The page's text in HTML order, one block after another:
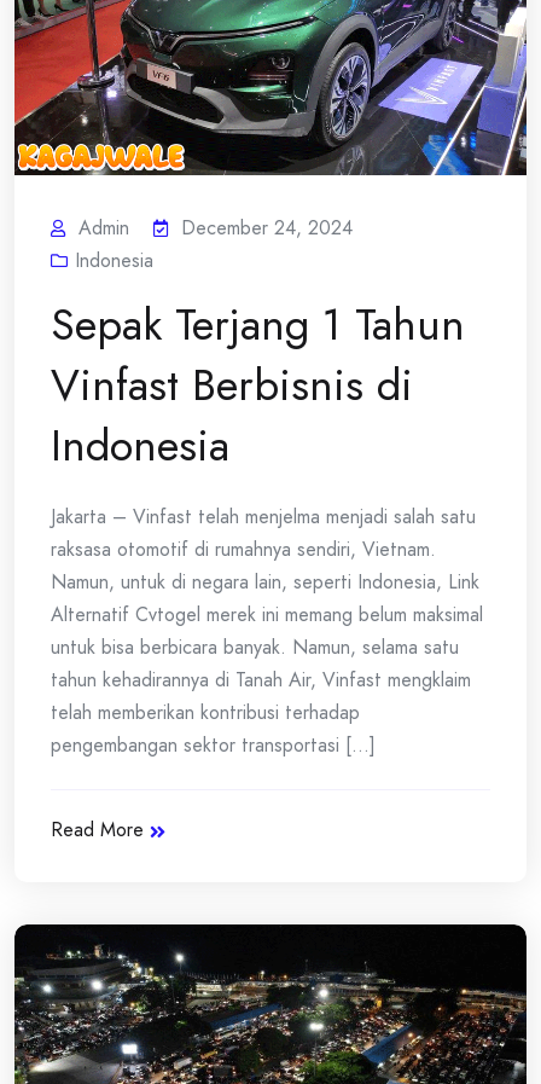
Admin
December 24, 2024
Indonesia
Sepak Terjang 1 Tahun
Vinfast Berbisnis di
Indonesia
Jakarta – Vinfast telah menjelma menjadi salah satu
raksasa otomotif di rumahnya sendiri, Vietnam.
Namun, untuk di negara lain, seperti Indonesia, Link
Alternatif Cvtogel merek ini memang belum maksimal
untuk bisa berbicara banyak. Namun, selama satu
tahun kehadirannya di Tanah Air, Vinfast mengklaim
telah memberikan kontribusi terhadap
pengembangan sektor transportasi [...]
Read More